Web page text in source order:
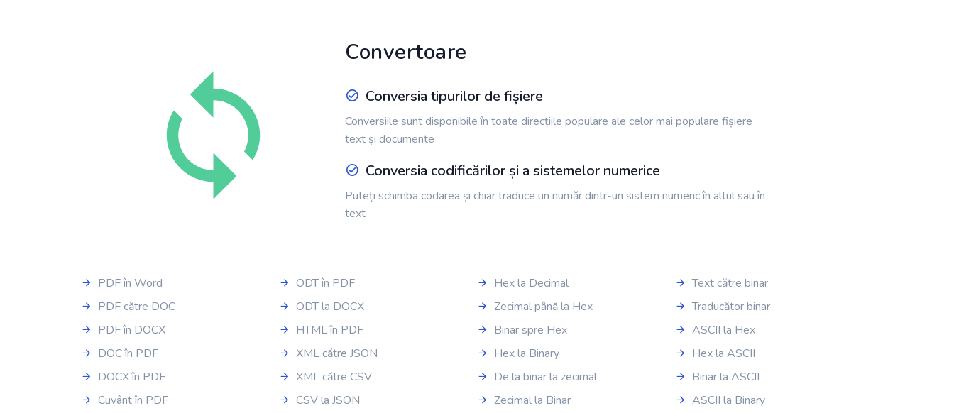
Convertoare
Conversia tipurilor de fișiere
Conversiile sunt disponibile în toate direcțiile populare ale celor mai populare fișiere
text și documente
Conversia codificărilor și a sistemelor numerice
Puteți schimba codarea și chiar traduce un număr dintr-un sistem numeric în altul sau în
text
PDF în Word
PDF către DOC
PDF în DOCX
DOC în PDF
DOCX în PDF
Cuvânt în PDF
ODT în PDF
ODT la DOCX
HTML în PDF
XML către JSON
XML către CSV
CSV la JSON
Hex la Decimal
Zecimal până la Hex
Binar spre Hex
Hex la Binary
De la binar la zecimal
Zecimal la Binar
Text către binar
Traducător binar
ASCII la Hex
Hex la ASCII
Binar la ASCII
ASCII la Binary